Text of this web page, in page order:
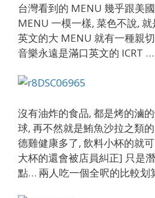
台灣看到的 MENU 幾乎跟美
MENU 一模一樣, 菜色不說,
英文的大 MENU 就有一種親
音樂永遠是滿口英文的 ICRT ….
沒有油炸的食品, 都是烤的滷
球, 再不然就是鮪魚沙拉之類
德雞健康多了, 飲料小杯的就
大杯的還會被店員糾正] 只是
點… 兩人吃一個全呎的比較划